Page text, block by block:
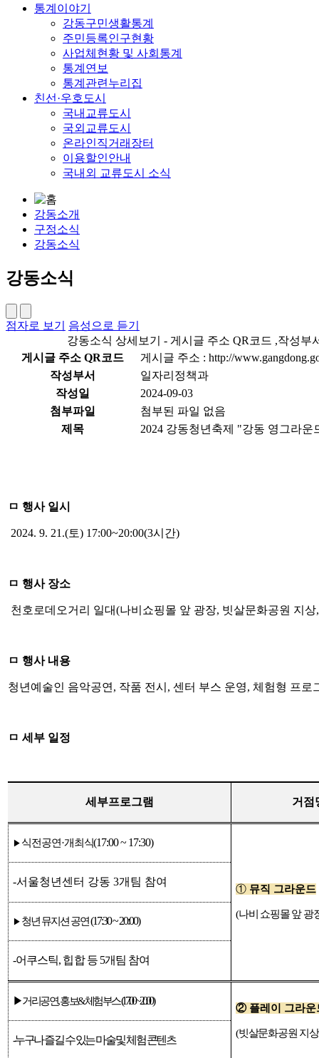
통계이야기
강동구민생활통계
주민등록인구현황
사업체현황 및 사회통계
통계연보
통계관련누리집
친선·우호도시
국내교류도시
국외교류도시
온라인직거래장터
이용할인안내
국내외 교류도시 소식
강동소개
구정소식
강동소식
강동소식
점자로 보기
음성으로 듣기
강동소식 상세보기 - 게시글 주소 QR코드 ,작성
게시글 주소 QR코드
게시글 주소 : http://
작성부서
일자리정책과
작성일
2024-09-03
첨부파일
첨부된 파일 없음
제목
2024 강동청년축제 "강동 영그라운
ㅁ 행사 일시
2024. 9. 21.(토) 17:00~20:00(3시간)
ㅁ 행사 장소
천호로데오거리 일대(나비쇼핑몰 앞 광장, 빗살문화공원 지
ㅁ 행사 내용
청년예술인 음악공연, 작품 전시, 센터 부스 운영, 체험형 프로
ㅁ 세부 일정
세부프로그램 거점
▶ 식전공연·개최식(17:00 ~ 17:30)
① 뮤직 그라운드
(나비 쇼핑몰 앞 광
-서울청년센터 강동 3개팀 참여
▶ 청년 뮤지션 공연(17:30 ~ 20:00)
-어쿠스틱, 힙합 등 5개팀 참여
▶거리공연,홍보&체험부스(17:00 ~ 20:00)
② 플레이 그라운
(빗살문화공원 지상
-누구나 즐길 수 있는 마술 및 체험 콘텐츠